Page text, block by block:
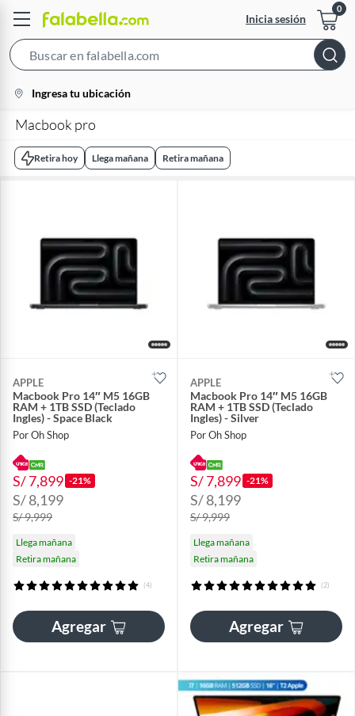
Inicia sesión
Bar
location-
icon
Ingresa tu ubicación
Macbook pro
Retira hoy Llega mañana Retira mañana
APPLE
Macbook Pro 14″ M5 16GB
RAM + 1TB SSD (Teclado
Ingles) - Space Black
Por Oh Shop
S/ 7,899 -21%
S/ 8,199
S/ 9,999
Llega mañana
Retira mañana
(4)
Agregar
APPLE
Macbook Pro 14″ M5 16GB
RAM + 1TB SSD (Teclado
Ingles) - Silver
Por Oh Shop
S/ 7,899 -21%
S/ 8,199
S/ 9,999
Llega mañana
Retira mañana
(2)
Agregar